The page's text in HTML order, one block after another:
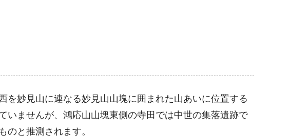
妙見山に連なる妙見山山塊に囲まれた山あいに位置する
いませんが、鴻応山山塊東側の寺田では中世の集落遺跡で
のと推測されます。